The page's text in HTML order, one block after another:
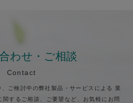
わせ・ご相談
Contact
ご検討中の弊社製品・サービスによる 業
するご相談、ご要望など、お気軽にお問